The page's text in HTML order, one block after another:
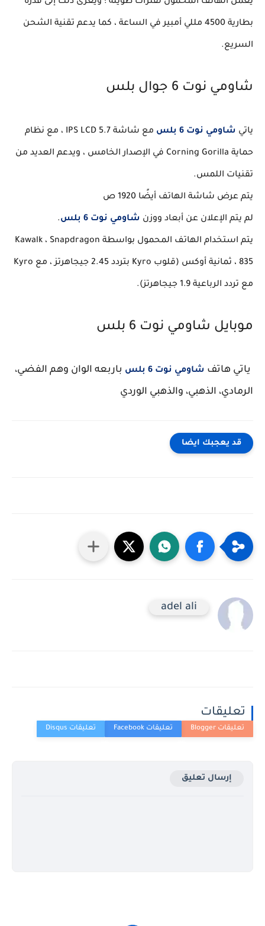
بطارية 4500 مللي أمبير في الساعة ، كما يدعم تقنية الشحن
السريع.
شاومي نوت 6 جوال بلس
ياتي شاومي نوت 6 بلس مع شاشة IPS LCD 5.7 ، مع نظام
حماية Corning Gorilla في الإصدار الخامس ، ويدعم العديد من
تقنيات اللمس.
يتم عرض شاشة الهاتف أيضًا 1920 ص
لم يتم الإعلان عن أبعاد ووزن شاومي نوت 6 بلس .
يتم استخدام الهاتف المحمول بواسطة Kawalk ، Snapdragon
835 ، ثمانية أوكس (قلوب Kyro بتردد 2.45 جيجاهرتز ، مع Kyro
مع تردد الرباعية 1.9 جيجاهرتز).
موبايل شاومي نوت 6 بلس
ياتي هاتف شاومي نوت 6 بلس باربعه الوان وهم الفضي،
الرمادي، الذهبي، والذهبي الوردي
قد يعجبك ايضا
adel ali
تعليقات
إرسال تعليق